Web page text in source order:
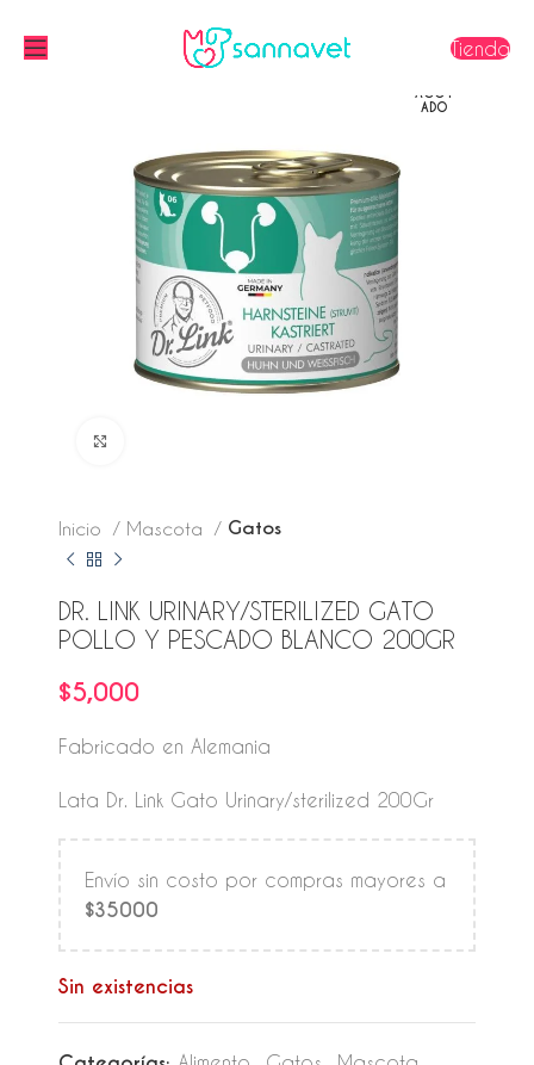
Tienda
AGOT
ADO
Inicio Mascota Gatos
DR. LINK URINARY/STERILIZED GATO
POLLO Y PESCADO BLANCO 200GR
$5,000
Fabricado en Alemania
Lata Dr. Link Gato Urinary/sterilized 200Gr
Envío sin costo por compras mayores a
$35000
Sin existencias